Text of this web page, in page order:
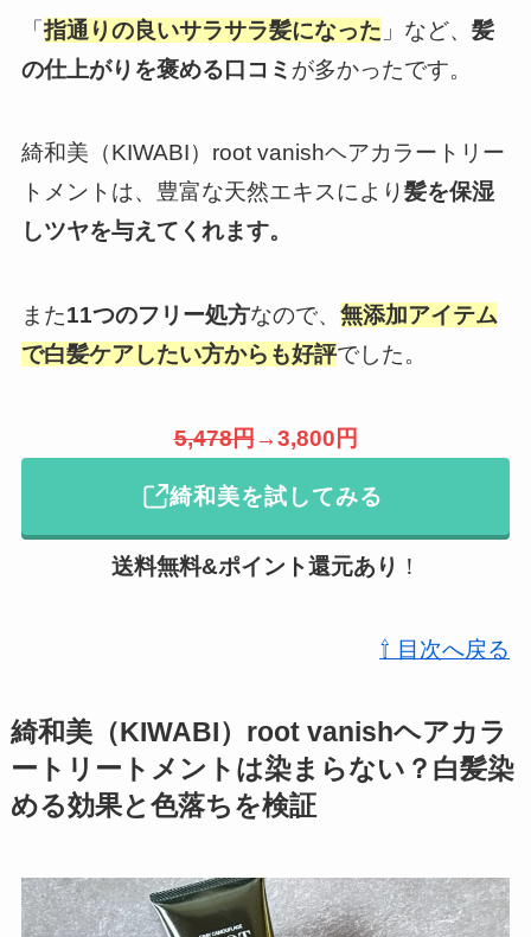
「指通りの良いサラサラ髪になった 」など、 髪
の仕上がりを褒める口コミ が多かったです。
綺和美（KIWABI）root vanishヘアカラートリー
トメントは、豊富な天然エキスにより髪を保湿
しツヤを与えてくれます。
また11つのフリー処方なので、 無添加アイテム
で白髪ケアしたい方からも好評でした。
5,478円→3,800円
綺和美を試してみる
送料無料&ポイント還元あり ！
⇧ 目次へ戻る
綺和美（KIWABI）root vanishヘアカラ
ートリートメントは染まらない？白髪染
める効果と色落ちを検証